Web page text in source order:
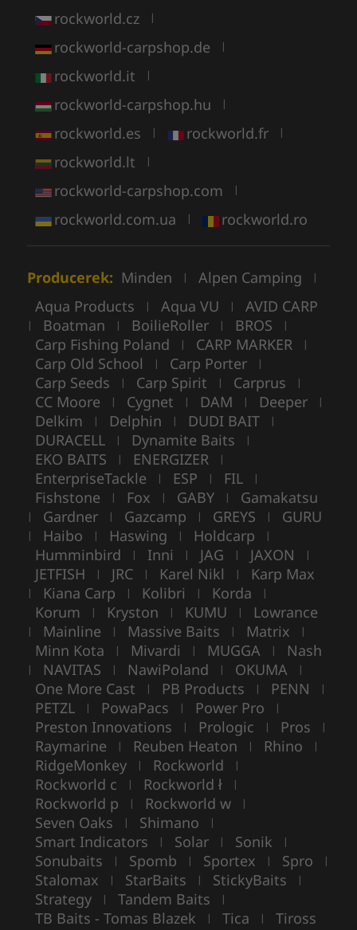
rockworld.cz |
rockworld-carpshop.de |
rockworld.it |
rockworld-carpshop.hu |
rockworld.es | rockworld.fr |
rockworld.lt |
rockworld-carpshop.com |
rockworld.com.ua | rockworld.ro
Producerek: Minden | Alpen Camping |
Aqua Products | Aqua VU | AVID CARP
| Boatman | BoilieRoller | BROS |
Carp Fishing Poland | CARP MARKER |
Carp Old School | Carp Porter |
Carp Seeds | Carp Spirit | Carprus |
CC Moore | Cygnet | DAM | Deeper |
Delkim | Delphin | DUDI BAIT |
DURACELL | Dynamite Baits |
EKO BAITS | ENERGIZER |
EnterpriseTackle | ESP | FIL |
Fishstone | Fox | GABY | Gamakatsu
| Gardner | Gazcamp | GREYS | GURU
| Haibo | Haswing | Holdcarp |
Humminbird | Inni | JAG | JAXON |
JETFISH | JRC | Karel Nikl | Karp Max
| Kiana Carp | Kolibri | Korda |
Korum | Kryston | KUMU | Lowrance
| Mainline | Massive Baits | Matrix |
Minn Kota | Mivardi | MUGGA | Nash
| NAVITAS | NawiPoland | OKUMA |
One More Cast | PB Products | PENN |
PETZL | PowaPacs | Power Pro |
Preston Innovations | Prologic | Pros |
Raymarine | Reuben Heaton | Rhino |
RidgeMonkey | Rockworld |
Rockworld c | Rockworld ł |
Rockworld p | Rockworld w |
Seven Oaks | Shimano |
Smart Indicators | Solar | Sonik |
Sonubaits | Spomb | Sportex | Spro |
Stalomax | StarBaits | StickyBaits |
Strategy | Tandem Baits |
TB Baits - Tomas Blazek | Tica | Tiross